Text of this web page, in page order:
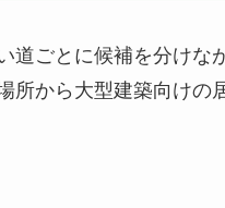
道ごとに候補を分けな
所から大型建築向けの